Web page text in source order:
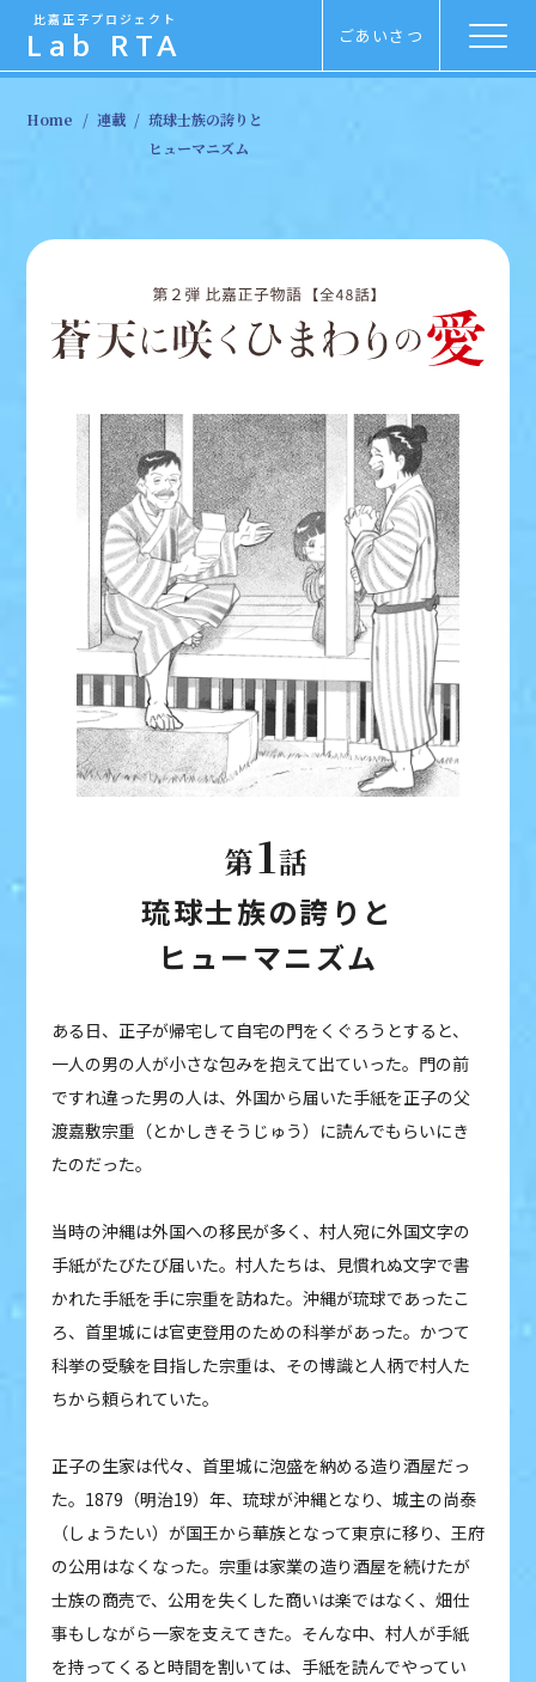
比嘉正子プロジェクト
Lab RTA ごあいさつ Menu
Home 連載
琉球士族の誇りと
ヒューマニズム
第1話
琉球士族の誇りと
ヒューマニズム
ある日、正子が帰宅して自宅の門をくぐろうとすると、
一人の男の人が小さな包みを抱えて出ていった。門の前
ですれ違った男の人は、外国から届いた手紙を正子の父
渡嘉敷宗重（とかしきそうじゅう）に読んでもらいにき
たのだった。
当時の沖縄は外国への移民が多く、村人宛に外国文字の
手紙がたびたび届いた。村人たちは、見慣れぬ文字で書
かれた手紙を手に宗重を訪ねた。沖縄が琉球であったこ
ろ、首里城には官吏登用のための科挙があった。かつて
科挙の受験を目指した宗重は、その博識と人柄で村人た
ちから頼られていた。
正子の生家は代々、首里城に泡盛を納める造り酒屋だっ
た。1879（明治19）年、琉球が沖縄となり、城主の尚泰
（しょうたい）が国王から華族となって東京に移り、王府
の公用はなくなった。宗重は家業の造り酒屋を続けたが
士族の商売で、公用を失くした商いは楽ではなく、畑仕
事もしながら一家を支えてきた。そんな中、村人が手紙
を持ってくると時間を割いては、手紙を読んでやってい